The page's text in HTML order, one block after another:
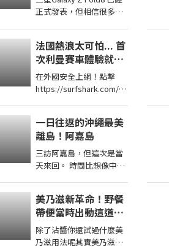
格到 Z Fold8 開箱上
正式發表，但相信很多果
續等iPhone 的摺疊機 在
這部 ...
法國熱浪太可怕... 首
次利曼賽車體驗就碰
到撞車！
在外國安全上網！點擊
https://surfshark.com/a
個月Surfshark 服務！
一日往返的沖繩最美
離島！阿嘉島
三訪阿嘉島，但這次是當
天來回。 時間比想像中的
https://youtu.be/ ...
美乃滋新革命！野餐
帶便當時出動這道，
保證小孩都超愛 日本
男子的家庭料理
除了沾醬你還試過什麼美
乃滋用法呢其實美乃滋炒